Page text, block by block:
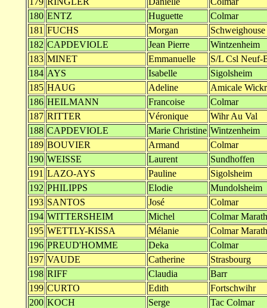
180 ENTZ Huguette
Colmar
181 FUCHS Morgan
Schweighouse
182 CAPDEVIOLE Jean Pierre
Wintzenheim
183 MINET Emmanuelle
S/L Csl Neuf-
184 AYS Isabelle
Sigolsheim
185 HAUG Adeline
Amicale
186 HEILMANN Francoise
Colmar
187 RITTER Véronique
Wihr Au Val
188 CAPDEVIOLE Marie Christine Wintzenheim
189 BOUVIER Armand
Colmar
190 WEISSE Laurent
Sundhoffen
191 LAZO-AYS Pauline
Sigolsheim
192 PHILIPPS Elodie
Mundolsheim
193 SANTOS José
Colmar
194 WITTERSHEIM Michel
Colmar
195 WETTLY-KISSA Mélanie
Colmar
196 PREUD'HOMME Deka
Colmar
197 VAUDE Catherine
Strasbourg
198 RIFF Claudia
Barr
199 CURTO Edith
Fortschwihr
200 KOCH Serge
Tac Colmar